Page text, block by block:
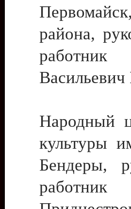
района,
работник
Народный
культуры
Бендеры,